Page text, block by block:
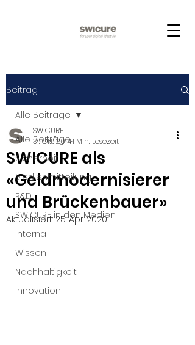
Beitrag
Alle Beiträge
Sicherheit
Medienmitteilung
R&D
SWICURE in den Medien
Interna
Wissen
Nachhaltigkeit
Innovation
Alle Beiträge
SWICURE als
«Geldmodernisierer
und Brückenbauer»
SWICURE
31. Okt. 20141 Min. Lesezeit
Aktualisiert:25. Apr. 2020